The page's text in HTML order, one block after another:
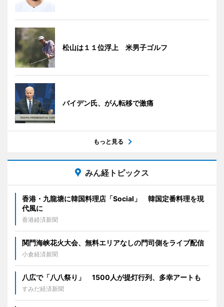
松山は１１位浮上 米男子ゴルフ
バイデン氏、がん転移で激痛
もっと見る
みん経トピックス
香港・九龍塘に韓国料理店「Social」 韓国定番料理を現
代風に
香港経済新聞
関門海峡花火大会、無料エリアなしの門司側をライブ配信
小倉経済新聞
八広で「八八祭り」 1500人が提灯行列、多幸アートも
すみだ経済新聞